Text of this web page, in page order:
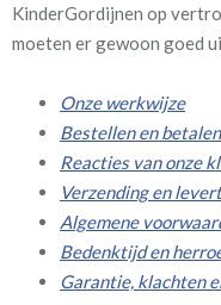
KinderGordijnen op
moeten er gewoon goed
Onze werkwijze
Bestellen en betalen
Reacties van onze
Verzending en
Algemene
Bedenktijd en
Garantie, klachten